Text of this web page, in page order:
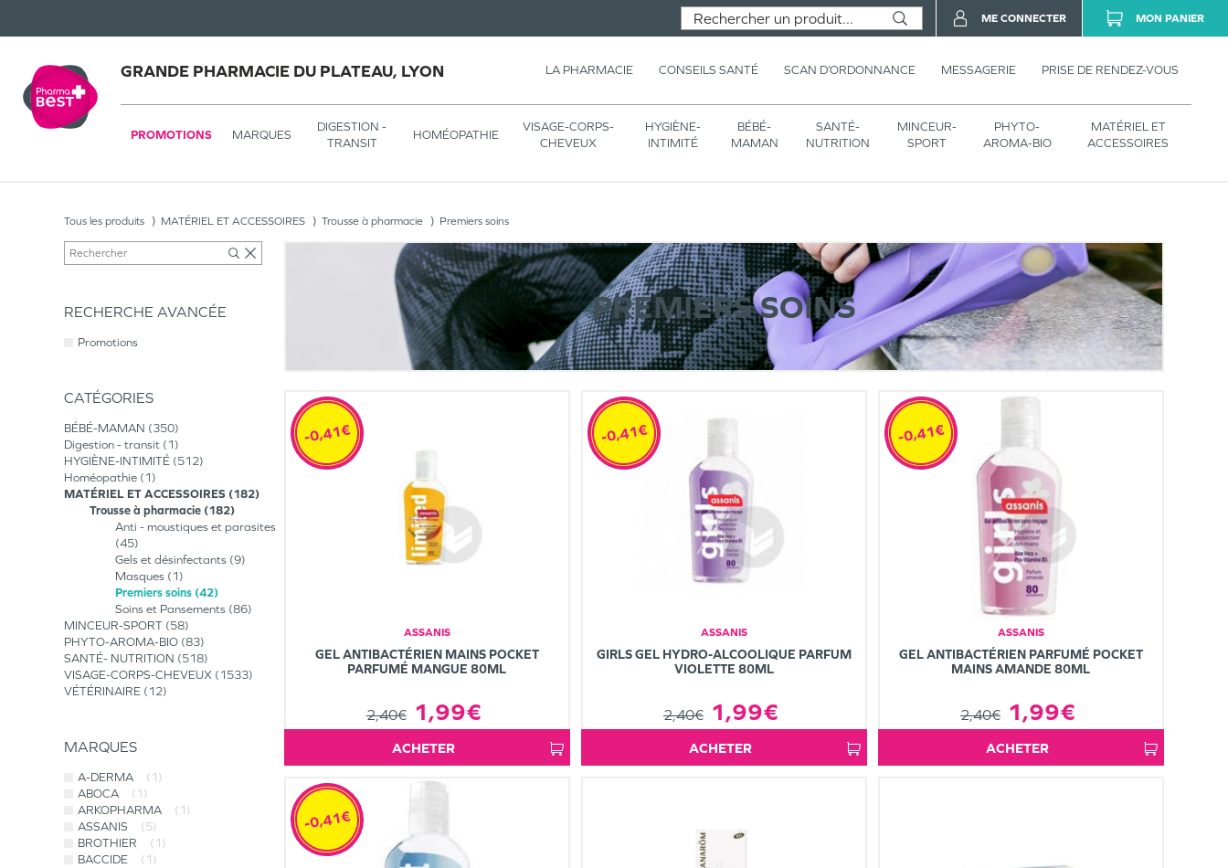
GRANDE PHARMACIE DU PLATEAU, LYON LA PHARMACIE CONSEILS SANTÉ SCAN D’ORDONNANCE MESSAGERIE PRISE DE RENDEZ-VOUS
PROMOTIONS MARQUES
DIGESTION -
TRANSIT
HOMÉOPATHIE
VISAGE-CORPS-
CHEVEUX
HYGIÈNE-
INTIMITÉ
BÉBÉ-
MAMAN
SANTÉ-
NUTRITION
MINCEUR-
SPORT
PHYTO-
AROMA-BIO
MATÉRIEL ET
ACCESSOIRES
ME CONNECTER MON PANIER
Tous les produits MATÉRIEL ET ACCESSOIRES Trousse à pharmacie Premiers soins
RECHERCHE AVANCÉE
Promotions
CATÉGORIES
BÉBÉ-MAMAN
350
Digestion - transit
1
HYGIÈNE-INTIMITÉ 512
Homéopathie
1
MATÉRIEL ET ACCESSOIRES
182
Trousse à pharmacie
182
Anti - moustiques et parasites
45
Gels et désinfectants 9
Masques
1
Premiers soins 42
Soins et Pansements 86
MINCEUR-SPORT 58
PHYTO-AROMA-BIO 83
SANTÉ- NUTRITION
518
VISAGE-CORPS-CHEVEUX
1533
VÉTÉRINAIRE
12
MARQUES
A-DERMA
(1)
ABOCA
(1)
ARKOPHARMA
(1)
ASSANIS
(5)
BROTHIER
(1)
BACCIDE
(1)
PREMIERS SOINS
ASSANIS
GEL ANTIBACTÉRIEN MAINS POCKET
PARFUMÉ MANGUE 80ML
2,40€ 1,99€
-0,41€
ACHETER
ASSANIS
GIRLS GEL HYDRO-ALCOOLIQUE PARFUM
VIOLETTE 80ML
2,40€ 1,99€
-0,41€
ACHETER
ASSANIS
GEL ANTIBACTÉRIEN PARFUMÉ POCKET
MAINS AMANDE 80ML
2,40€ 1,99€
-0,41€
ACHETER
-0,41€